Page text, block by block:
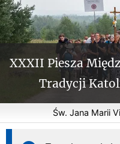
XXXII Piesza
Tradycji
Św. Jana Marii